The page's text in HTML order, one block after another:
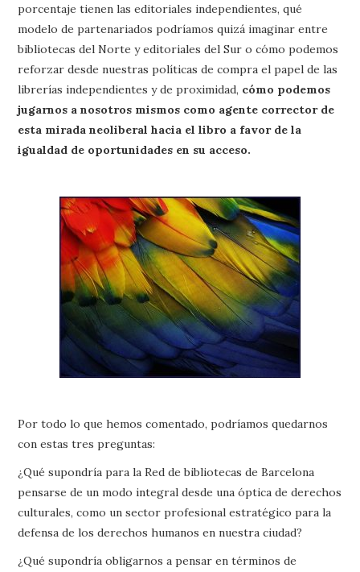
porcentaje tienen las editoriales independientes, qué
modelo de partenariados podríamos quizá imaginar entre
bibliotecas del Norte y editoriales del Sur o cómo podemos
reforzar desde nuestras políticas de compra el papel de las
librerías independientes y de proximidad, cómo podemos
jugarnos a nosotros mismos como agente corrector de
esta mirada neoliberal hacia el libro a favor de la
igualdad de oportunidades en su acceso.
Por todo lo que hemos comentado, podríamos quedarnos
con estas tres preguntas:
¿Qué supondría para la Red de bibliotecas de Barcelona
pensarse de un modo integral desde una óptica de derechos
culturales, como un sector profesional estratégico para la
defensa de los derechos humanos en nuestra ciudad?
¿Qué supondría obligarnos a pensar en términos de